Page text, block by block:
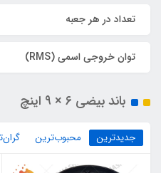
تعداد در هر جعبه
توان خروجی اسمی (RMS)
باند بیضی ۶ × ۹ اینچ
جدیدترین محبوب‌ترین